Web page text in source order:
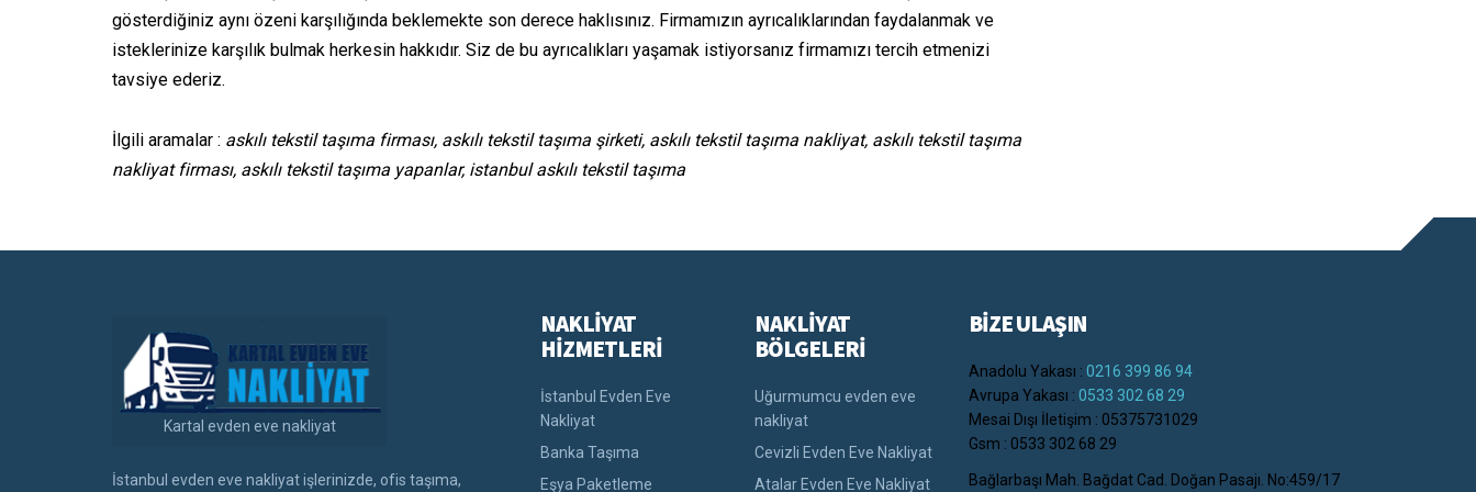
gösterdiğiniz aynı özeni karşılığında beklemekte son derece haklısınız. Firmamızın ayrıcalıklarından faydalanmak ve
isteklerinize karşılık bulmak herkesin hakkıdır. Siz de bu ayrıcalıkları yaşamak istiyorsanız firmamızı tercih etmenizi
tavsiye ederiz.
İlgili aramalar : askılı tekstil taşıma firması, askılı tekstil taşıma şirketi, askılı tekstil taşıma nakliyat, askılı tekstil taşıma
nakliyat firması, askılı tekstil taşıma yapanlar, istanbul askılı tekstil taşıma
Kartal evden eve nakliyat
İstanbul evden eve nakliyat işlerinizde, ofis taşıma,
NAKLİYAT
HİZMETLERİ
İstanbul Evden Eve
Nakliyat
Banka Taşıma
Eşya Paketleme
NAKLİYAT
BÖLGELERİ
Uğurmumcu evden eve
nakliyat
Cevizli Evden Eve Nakliyat
Atalar Evden Eve Nakliyat
BİZE ULAŞIN
Anadolu Yakası : 0216 399 86 94
Avrupa Yakası : 0533 302 68 29
Mesai Dışı İletişim : 05375731029
Gsm : 0533 302 68 29
Bağlarbaşı Mah. Bağdat Cad. Doğan Pasajı. No:459/17